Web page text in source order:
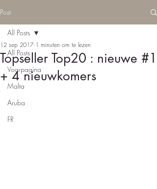
Post
All Posts
Voorpagina
Malta
Aruba
FR
All Posts
Topseller Top20 : nieuwe #1
+ 4 nieuwkomers
12 sep 2017 1 minuten om te lezen